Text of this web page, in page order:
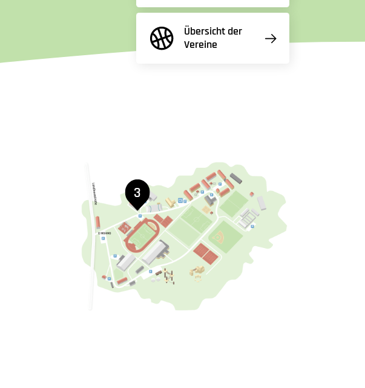
Übersicht der
Vereine
3